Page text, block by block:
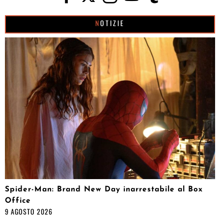
NOTIZIE
Spider-Man: Brand New Day inarrestabile al Box
Office
9 AGOSTO 2026